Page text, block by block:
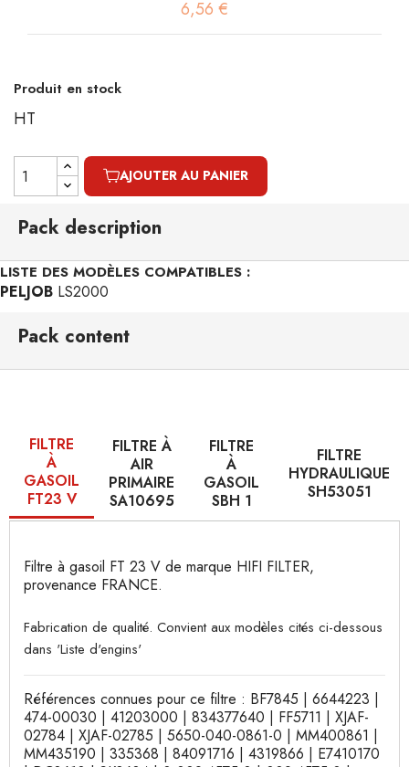
6,56 €
Produit en stock
HT
AJOUTER AU PANIER
Pack description
LISTE DES MODÈLES COMPATIBLES :
PELJOB LS2000
Pack content
FILTRE
À
GASOIL
FT23 V
FILTRE À
AIR
PRIMAIRE
SA10695
FILTRE
À
GASOIL
SBH 1
FILTRE
HYDRAULIQUE
SH53051
Filtre à gasoil FT 23 V de marque HIFI FILTER,
provenance FRANCE.
Fabrication de qualité. Convient aux modèles cités ci-dessous
dans 'Liste d'engins'
Références connues pour ce filtre : BF7845 | 6644223 |
474-00030 | 41203000 | 834377640 | FF5711 | XJAF-
02784 | XJAF-02785 | 5650-040-0861-0 | MM400861 |
MM435190 | 335368 | 84091716 | 4319866 | E7410170